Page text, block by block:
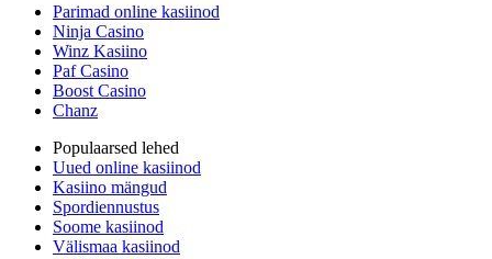
Parimad online kasiinod
Ninja Casino
Winz Kasiino
Paf Casino
Boost Casino
Chanz
Populaarsed lehed
Uued online kasiinod
Kasiino mängud
Spordiennustus
Soome kasiinod
Välismaa kasiinod